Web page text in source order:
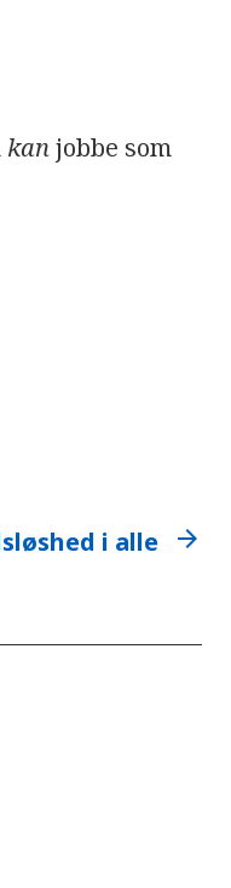
kanjobbe som
i alle
arrow_forward